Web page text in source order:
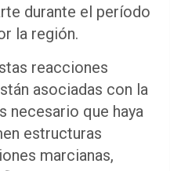
durante el período
la región.
reacciones
asociadas con la
necesario que haya
estructuras
marcianas,